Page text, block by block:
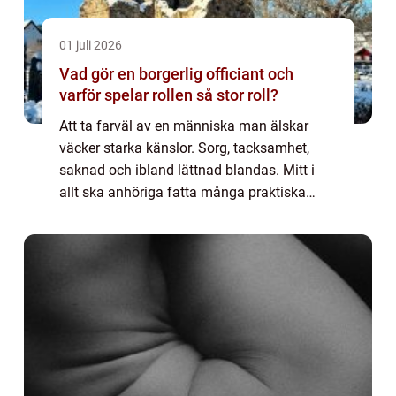
01 juli 2026
Vad gör en borgerlig officiant och
varför spelar rollen så stor roll?
Att ta farväl av en människa man älskar
väcker starka känslor. Sorg, tacksamhet,
saknad och ibland lättnad blandas. Mitt i
allt ska anhöriga fatta många praktiska
viktig person någon som håller ihop